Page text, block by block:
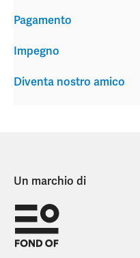
Pagamento
Impegno
Diventa nostro amico
Un marchio di